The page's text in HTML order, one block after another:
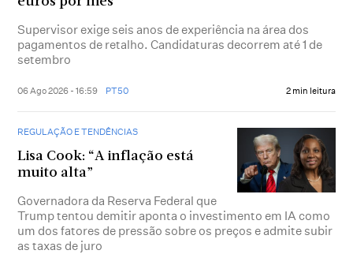
Supervisor exige seis anos de experiência na área dos
pagamentos de retalho. Candidaturas decorrem até 1 de
setembro
06 Ago 2026 - 16:59 PT50 2 min leitura
REGULAÇÃO E TENDÊNCIAS
Lisa Cook: “A inflação está
muito alta”
Governadora da Reserva Federal que
Trump tentou demitir aponta o investimento em IA como
um dos fatores de pressão sobre os preços e admite subir
as taxas de juro